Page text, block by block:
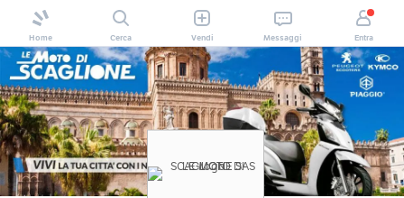
Home Cerca Vendi Messaggi Entra